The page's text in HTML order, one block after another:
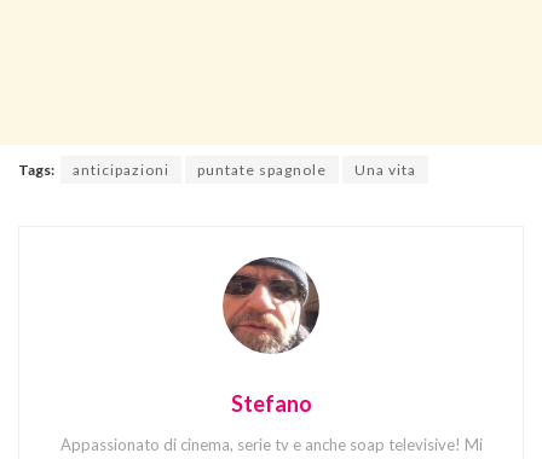
Tags: anticipazioni puntate spagnole Una vita
Stefano
Appassionato di cinema, serie tv e anche soap televisive! Mi